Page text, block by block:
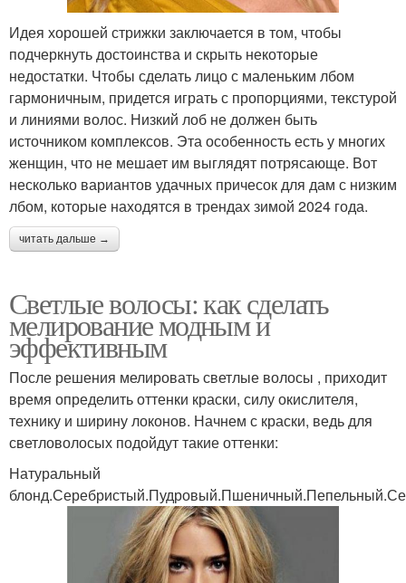
Идея хорошей стрижки заключается в том, чтобы
подчеркнуть достоинства и скрыть некоторые
недостатки. Чтобы сделать лицо с маленьким лбом
гармоничным, придется играть с пропорциями, текстурой
и линиями волос. Низкий лоб не должен быть
источником комплексов. Эта особенность есть у многих
женщин, что не мешает им выглядят потрясающе. Вот
несколько вариантов удачных причесок для дам с низким
лбом, которые находятся в трендах зимой 2024 года.
читать дальше →
Светлые волосы: как сделать
мелирование модным и
эффективным
После решения мелировать светлые волосы , приходит
время определить оттенки краски, силу окислителя,
технику и ширину локонов. Начнем с краски, ведь для
светловолосых подойдут такие оттенки:
Натуральный